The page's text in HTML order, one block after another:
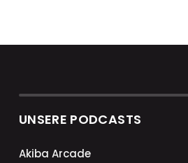
UNSERE PODCASTS
Akiba Arcade